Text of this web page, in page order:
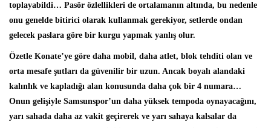
toplayabildi… Pasör özlellikleri de ortalamanın altında, bu nedenle
onu genelde bitirici olarak kullanmak gerekiyor, setlerde ondan
gelecek paslara göre bir kurgu yapmak yanlış olur.
Özetle Konate’ye göre daha mobil, daha atlet, blok tehditi olan ve
orta mesafe şutları da güvenilir bir uzun. Ancak boyalı alandaki
kalınlık ve kapladığı alan konusunda daha çok bir 4 numara…
Onun gelişiyle Samsunspor’un daha yüksek tempoda oynayacağını,
yarı sahada daha az vakit geçirerek ve yarı sahaya kalsalar da